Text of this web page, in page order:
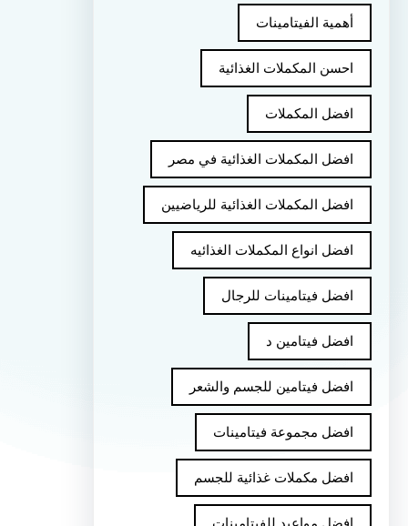
أهمية الفيتامينات
احسن المكملات الغذائية
افضل المكملات
افضل المكملات الغذائية في مصر
افضل المكملات الغذائية للرياضيين
افضل انواع المكملات الغذائيه
افضل فيتامينات للرجال
افضل فيتامين د
افضل فيتامين للجسم والشعر
افضل مجموعة فيتامينات
افضل مكملات غذائية للجسم